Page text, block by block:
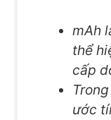
mAh
thể
cấp
ước